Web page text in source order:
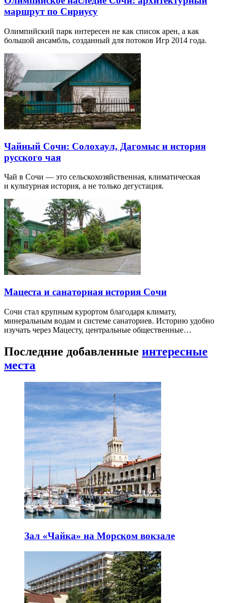
маршрут по Сириусу
Олимпийский парк интересен не как список арен, а как
большой ансамбль, созданный для потоков Игр 2014 года.
Чайный Сочи: Солохаул, Дагомыс и история
русского чая
Чай в Сочи — это сельскохозяйственная, климатическая
и культурная история, а не только дегустация.
Мацеста и санаторная история Сочи
Сочи стал крупным курортом благодаря климату,
минеральным водам и системе санаториев. Историю удобно
изучать через Мацесту, центральные общественные…
Последние добавленные интересные
места
Зал «Чайка» на Морском вокзале